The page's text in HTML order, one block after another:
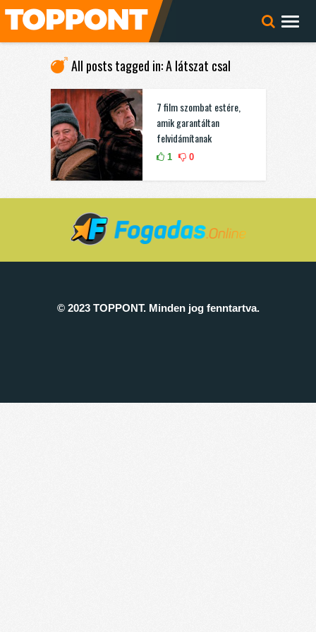
All posts tagged in: A látszat csal
7 film szombat estére,
amik garantáltan
felvidámítanak
1 0
© 2023 TOPPONT. Minden jog fenntartva.